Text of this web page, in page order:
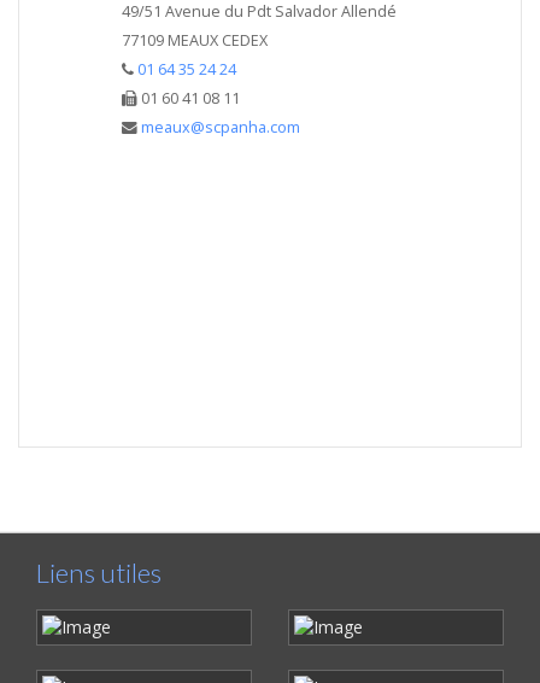
49/51 Avenue du Pdt Salvador Allendé
77109 MEAUX CEDEX
01 64 35 24 24
01 60 41 08 11
meaux@scpanha.com
Liens utiles